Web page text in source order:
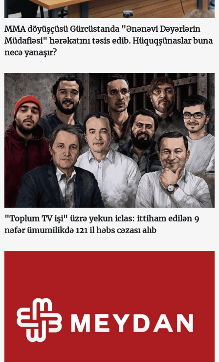
MMA döyüşçüsü Gürcüstanda "Ənənəvi Dəyərlərin
Müdafiəsi" hərəkatını təsis edib. Hüquqşünaslar buna
necə yanaşır?
"Toplum TV işi" üzrə yekun iclas: ittiham edilən 9
nəfər ümumilikdə 121 il həbs cəzası alıb